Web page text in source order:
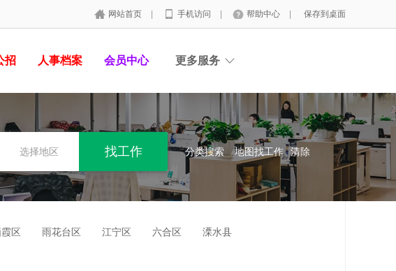
网站首页 手机访问 帮助中心 保存到桌面
招 人事档案 会员中心 更多服务
选择地区 分类搜索 地图找工作 清除
区 雨花台区 江宁区 六合区 溧水县